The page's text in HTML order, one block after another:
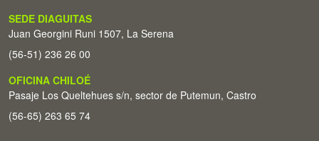
SEDE DIAGUITAS
Juan Georgini Runi 1507, La Serena
(56-51) 236 26 00
OFICINA CHILOÉ
Pasaje Los Queltehues s/n, sector de Putemun, Castro
(56-65) 263 65 74